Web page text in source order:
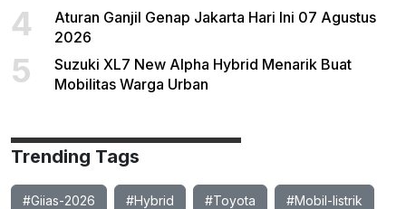
4
Aturan Ganjil Genap Jakarta Hari Ini 07 Agustus
2026
5
Suzuki XL7 New Alpha Hybrid Menarik Buat
Mobilitas Warga Urban
Trending Tags
#Giias-2026 #Hybrid #Toyota #Mobil-listrik